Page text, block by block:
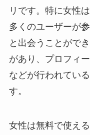
リです。特に女性
多くのユーザーが
と出会うことがで
があり、プロフィ
などが行われてい
す。
女性は無料で使え